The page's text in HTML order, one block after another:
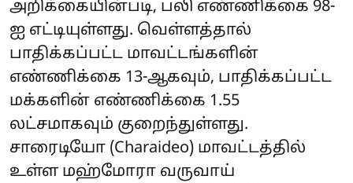
அறிக்கையின்படி, பலி எண்ணிக்கை 98-
ஐ எட்டியுள்ளது. வெள்ளத்தால்
பாதிக்கப்பட்ட மாவட்டங்களின்
எண்ணிக்கை 13-ஆகவும், பாதிக்கப்பட்ட
மக்களின் எண்ணிக்கை 1.55
லட்சமாகவும் குறைந்துள்ளது.
சாரைடியோ (Charaideo) மாவட்டத்தில்
உள்ள மஹ்மோரா வருவாய்